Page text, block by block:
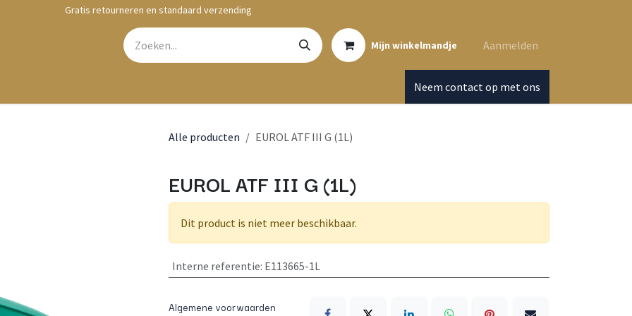
Gratis retourneren en standaard verzending
Mijn winkelmandje Aanmelden
Neem contact op met ons
Alle producten EUROL ATF III G (1L)
EUROL ATF III G (1L)
Dit product is niet meer beschikbaar.
Interne referentie: E113665-1L
Algemene voorwaarden